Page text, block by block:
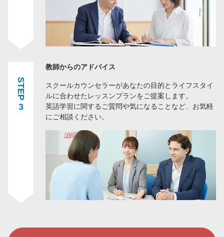
STEP
3
教師からのアドバイス
スクールカウンセラーがあなたの目的とライフスタイ
ルに合わせたレッスンプランをご提案します。
英語学習に関するご質問や気になることなど、お気軽
にご相談ください。